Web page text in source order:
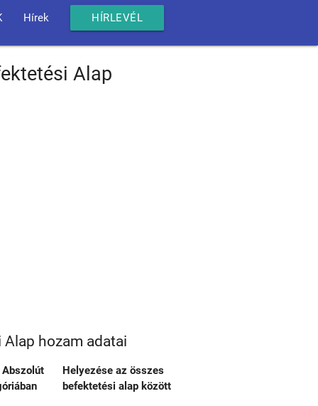
Hírek HÍRLEVÉL
Alap
hozam adatai
Helyezése az összes
befektetési alap között